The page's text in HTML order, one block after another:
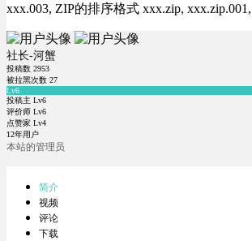
xxx.003, ZIP的排序格式 xxx.zip,
社长-河蟹
投稿数 2953
被拉黑次数 27
Lv6
投稿主 Lv6
评价师 Lv6
点赞家 Lv4
12年用户
本站的管理员
简介
视频
评论
下载